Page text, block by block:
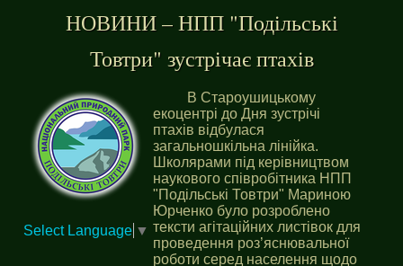
НОВИНИ – НПП "Подільські
Товтри" зустрічає птахів
Select Language ▼
В Староушицькому
екоцентрі до Дня зустрічі
птахів відбулася
загальношкільна лінійка.
Школярами під керівництвом
наукового співробітника НПП
"Подільські Товтри" Мариною
Юрченко було розроблено
тексти агітаційних листівок для
проведення роз’яснювальної
роботи серед населення щодо